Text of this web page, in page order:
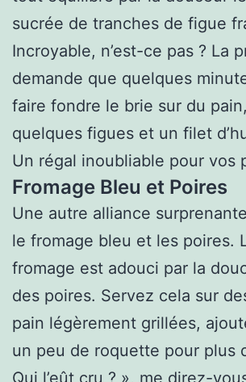
sucrée de tranches de figue
Incroyable, n’est-ce pas ? La
demande que quelques
faire fondre le brie sur du
quelques figues et un filet
Un régal inoubliable pour vos
Fromage Bleu et Poires
Une autre alliance
le fromage bleu et les poires.
fromage est adouci par la
des poires. Servez cela sur
pain légèrement grillées,
un peu de roquette pour plus
Qui l’eût cru ? », me direz-